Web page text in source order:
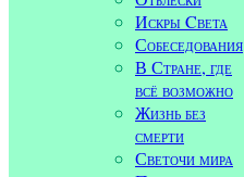
Искры Cвета
Собеседования
В Стране, где
всё возможно
Жизнь без
смерти
Светочи мира